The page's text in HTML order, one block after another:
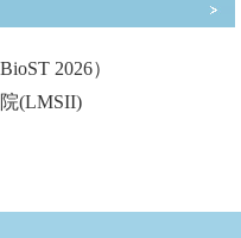
2026）
(LMSII)